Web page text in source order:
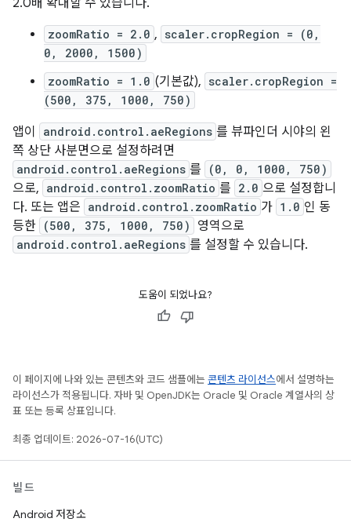
zoomRatio = 2.0 , scaler.cropRegion = (0,
0, 2000, 1500)
zoomRatio = 1.0 (기본값), scaler.cropRegion =
(500, 375, 1000, 750)
앱이 android.control.aeRegions 를 뷰파인더 시야의 왼
쪽 상단 사분면으로 설정하려면
android.control.aeRegions 를 (0, 0, 1000, 750)
으로, android.control.zoomRatio 를 2.0 으로 설정합니
다. 또는 앱은 android.control.zoomRatio 가 1.0 인 동
등한 (500, 375, 1000, 750) 영역으로
android.control.aeRegions 를 설정할 수 있습니다.
도움이 되었나요?
이 페이지에 나와 있는 콘텐츠와 코드 샘플에는 콘텐츠 라이선스에서 설명하는
라이선스가 적용됩니다. 자바 및 OpenJDK는 Oracle 및 Oracle 계열사의 상
표 또는 등록 상표입니다.
최종 업데이트: 2026-07-16(UTC)
빌드
Android 저장소